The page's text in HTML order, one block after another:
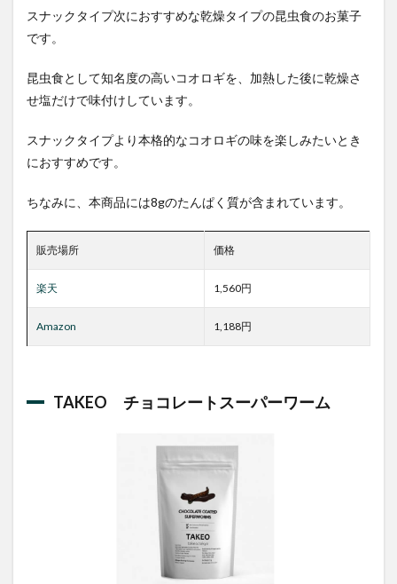
スナックタイプ次におすすめな乾燥タイプの昆虫食のお菓子
です。
昆虫食として知名度の高いコオロギを、加熱した後に乾燥さ
せ塩だけで味付けしています。
スナックタイプより本格的なコオロギの味を楽しみたいとき
におすすめです。
ちなみに、本商品には8gのたんぱく質が含まれています。
販売場所 価格
楽天 1,560円
Amazon 1,188円
TAKEO チョコレートスーパーワーム